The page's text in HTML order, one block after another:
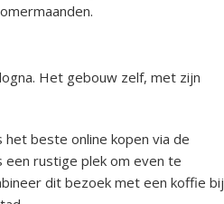
Het gebouw zelf, met zijn
beste online kopen via de
een rustige plek om even te
dit bezoek met een koffie bij